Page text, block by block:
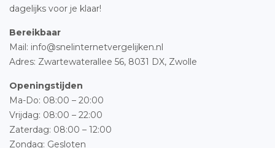
dagelijks voor je klaar!
Bereikbaar
Mail: info@snelinternetvergelijken.nl
Adres: Zwartewaterallee 56, 8031 DX, Zwolle
Openingstijden
Ma-Do: 08:00 – 20:00
Vrijdag: 08:00 – 22:00
Zaterdag: 08:00 – 12:00
Zondag: Gesloten